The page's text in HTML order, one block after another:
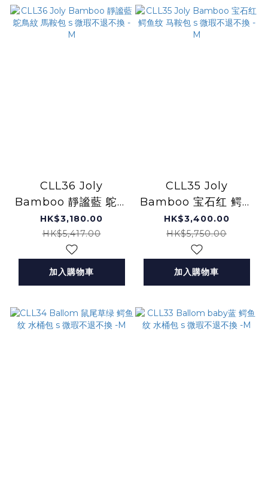
CLL36 Joly
Bamboo 靜謐藍 鴕鳥
紋 馬鞍包 s 微瑕不退
不換 -M
HK$3,180.00
HK$5,417.00
加入購物車
CLL35 Joly
Bamboo 宝石红 鳄鱼
纹 马鞍包 s 微瑕不退
不換 -M
HK$3,400.00
HK$5,750.00
加入購物車